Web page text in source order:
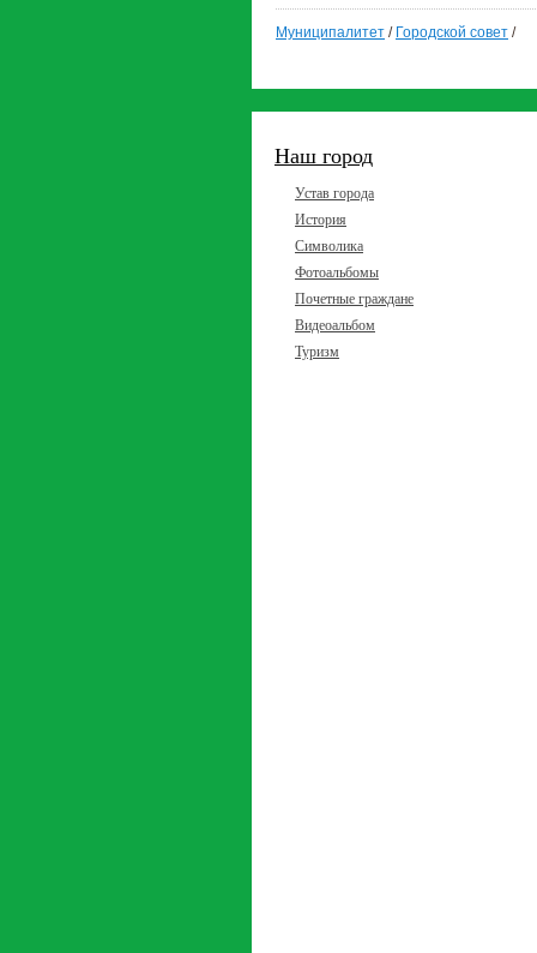
Муниципалитет / Городской совет /
Наш город
Устав города
История
Символика
Фотоальбомы
Почетные граждане
Видеоальбом
Туризм